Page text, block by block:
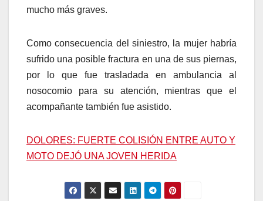
mucho más graves.
Como consecuencia del siniestro, la mujer habría
sufrido una posible fractura en una de sus piernas,
por lo que fue trasladada en ambulancia al
nosocomio para su atención, mientras que el
acompañante también fue asistido.
DOLORES: FUERTE COLISIÓN ENTRE AUTO Y
MOTO DEJÓ UNA JOVEN HERIDA